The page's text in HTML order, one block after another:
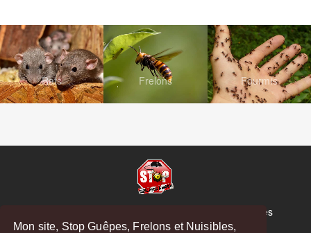
Mon site, Stop Guêpes, Frelons et Nuisibles,
Rats Frelons Fourmis
© Copyright 2026 Stop Guêpes, Frelons et Nuisibles
Mentions légales